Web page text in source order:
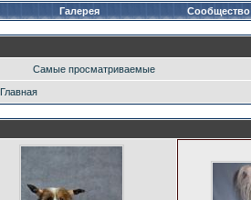
Галерея Сообщество
Самые просматриваемые
Главная